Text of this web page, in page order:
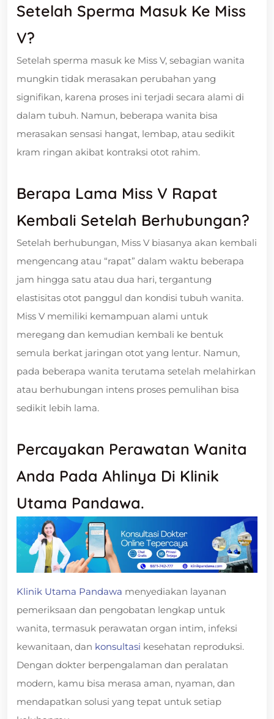
Setelah Sperma Masuk Ke Miss
V?
Setelah sperma masuk ke Miss V, sebagian wanita
mungkin tidak merasakan perubahan yang
signifikan, karena proses ini terjadi secara alami di
dalam tubuh. Namun, beberapa wanita bisa
merasakan sensasi hangat, lembap, atau sedikit
kram ringan akibat kontraksi otot rahim.
Berapa Lama Miss V Rapat
Kembali Setelah Berhubungan?
Setelah berhubungan, Miss V biasanya akan kembali
mengencang atau “rapat” dalam waktu beberapa
jam hingga satu atau dua hari, tergantung
elastisitas otot panggul dan kondisi tubuh wanita.
Miss V memiliki kemampuan alami untuk
meregang dan kemudian kembali ke bentuk
semula berkat jaringan otot yang lentur. Namun,
pada beberapa wanita terutama setelah melahirkan
atau berhubungan intens proses pemulihan bisa
sedikit lebih lama.
Percayakan Perawatan Wanita
Anda Pada Ahlinya Di Klinik
Utama Pandawa.
Klinik Utama Pandawa menyediakan layanan
pemeriksaan dan pengobatan lengkap untuk
wanita, termasuk perawatan organ intim, infeksi
kewanitaan, dan konsultasi kesehatan reproduksi.
Dengan dokter berpengalaman dan peralatan
modern, kamu bisa merasa aman, nyaman, dan
mendapatkan solusi yang tepat untuk setiap